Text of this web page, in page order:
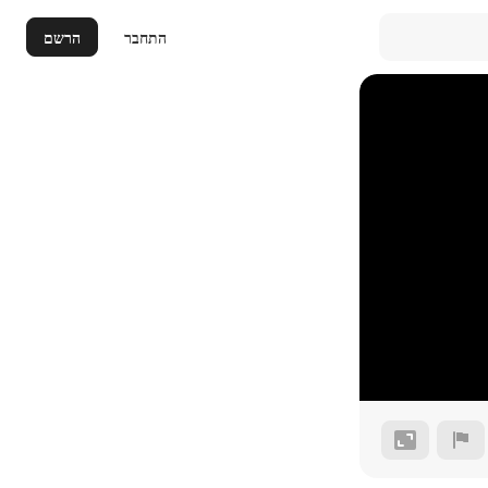
התחבר הרשם